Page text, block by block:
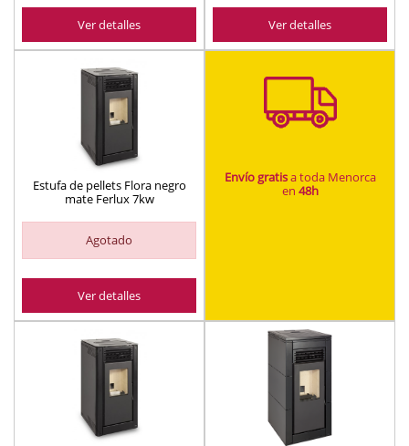
Ver detalles Ver detalles
Estufa de pellets Flora negro
mate Ferlux 7kw
Agotado
Ver detalles
Envío gratisa toda Menorca
en 48h